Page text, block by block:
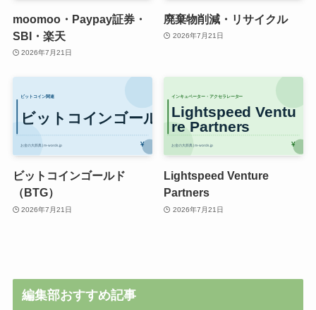
moomoo・Paypay証券・
SBI・楽天
2026年7月21日
廃棄物削減・リサイクル
2026年7月21日
ビットコインゴールド
（BTG）
2026年7月21日
Lightspeed Venture
Partners
2026年7月21日
編集部おすすめ記事